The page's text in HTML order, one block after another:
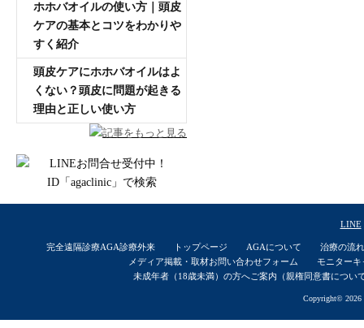
ホホバオイルの使い方｜頭皮
ケアの基本とコツをわかりや
すく紹介
頭皮ケアにホホバオイルはよ
くない？頭皮に問題が起きる
理由と正しい使い方
記事をもっと見る
LINE
完全遠隔診療AGA診療外来 トップページ AGAについて
治療の流れ
メディア掲載・取材お問い合わせフォーム
モニターキ
未成年者（18歳未満）の方へご案内（親権同意書につい
Copyright© 2026